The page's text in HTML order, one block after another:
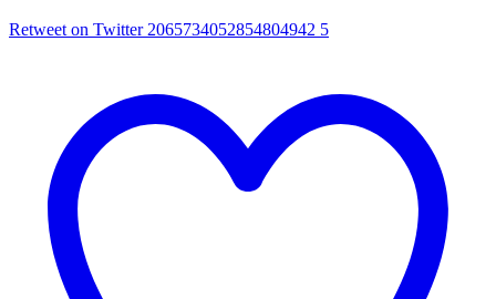
Retweet on Twitter 2065734052854804942 5